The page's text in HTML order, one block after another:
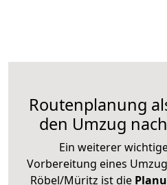
Routenplanung
den Umzug
Ein weiterer
Vorbereitung eines
Röbel/Müritz ist die